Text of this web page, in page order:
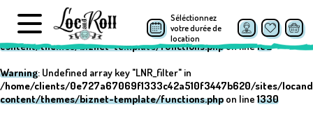
Warning: Undefined array key "post_type" in
/home/clients/0e727a67069f1333c42a510f3447b620/sites/
content/themes/biznet-template/functions.phpon line152
Warning: Undefined array key "LNR_filter" in
/home/clients/0e727a67069f1333c42a510f3447b620/sites/
content/themes/biznet-template/functions.php on line1330
Séléctionnez
votre durée de
location